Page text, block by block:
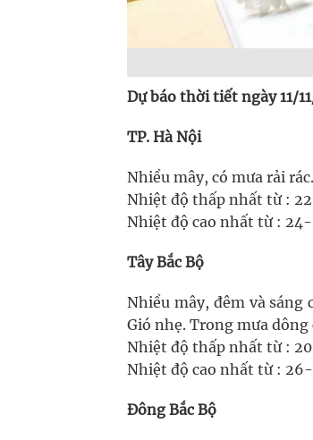
Dự báo thời tiết ngày 11/
TP. Hà Nội
Nhiều mây, có mưa rải
Nhiệt độ thấp nhất từ :
Nhiệt độ cao nhất từ :
Tây Bắc Bộ
Nhiều mây, đêm và sáng
Gió nhẹ. Trong mưa
Nhiệt độ thấp nhất từ :
Nhiệt độ cao nhất từ :
Đông Bắc Bộ